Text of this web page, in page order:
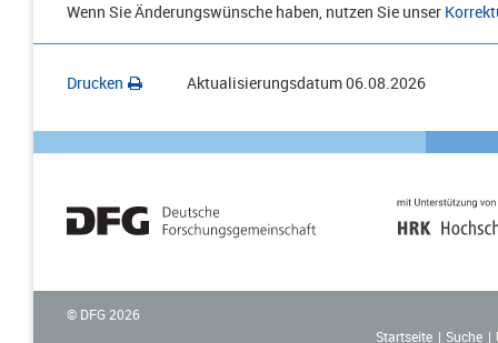
Wenn Sie Änderungswünsche haben, nutzen Sie unser
Drucken Aktualisierungsdatum06.08.2026
© DFG 2026
Startseite
Suche